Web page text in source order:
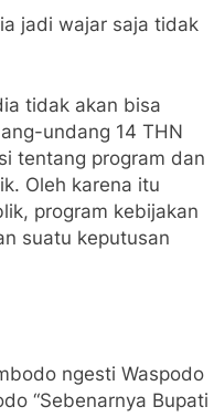
jadi wajar saja tidak
tidak akan bisa
undang 14 THN
tentang program dan
Oleh karena itu
program kebijakan
suatu keputusan
ngesti Waspodo
“Sebenarnya Bupati